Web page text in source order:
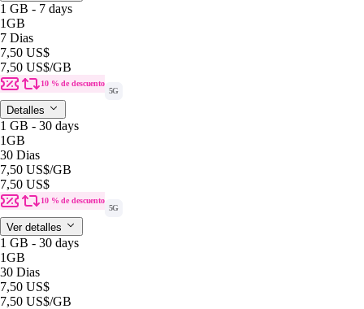
1 GB - 7 days
1GB
7 Dias
7,50 US$
7,50 US$/GB
10 % de descuento
5G
Detalles
1 GB - 30 days
1GB
30 Dias
7,50 US$/GB
7,50 US$
10 % de descuento
5G
Ver detalles
1 GB - 30 days
1GB
30 Dias
7,50 US$
7,50 US$/GB